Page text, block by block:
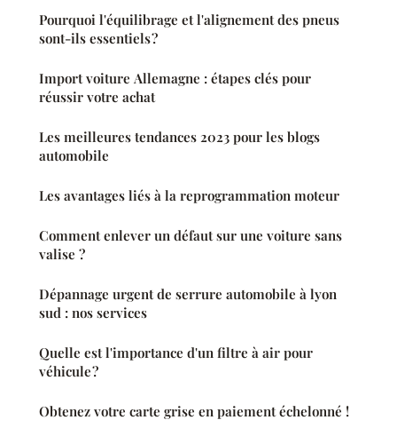
Pourquoi l'équilibrage et l'alignement des pneus
sont-ils essentiels ?
Import voiture Allemagne : étapes clés pour
réussir votre achat
Les meilleures tendances 2023 pour les blogs
automobile
Les avantages liés à la reprogrammation moteur
Comment enlever un défaut sur une voiture sans
valise ?
Dépannage urgent de serrure automobile à lyon
sud : nos services
Quelle est l'importance d'un filtre à air pour
véhicule ?
Obtenez votre carte grise en paiement échelonné !